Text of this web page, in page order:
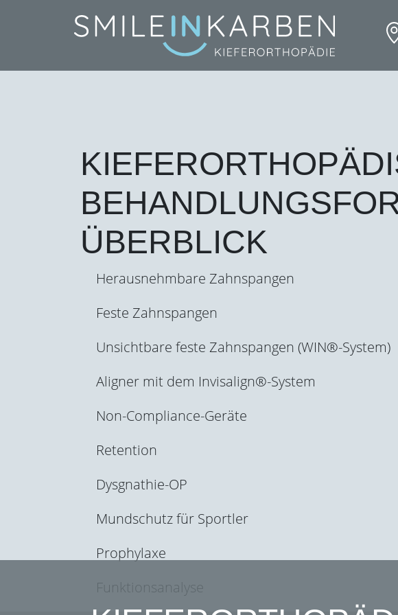
ÜBERBLICK
Herausnehmbare Zahnspangen
Feste Zahnspangen
Unsichtbare feste Zahnspangen (WIN®-System)
Aligner mit dem Invisalign®-System
Non-Compliance-Geräte
Retention
Dysgnathie-OP
Mundschutz für Sportler
Prophylaxe
Funktionsanalyse